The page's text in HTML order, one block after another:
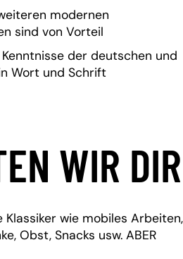
modernen
sind von Vorteil
der deutschen und
Wort und Schrift
WIR DIR
wie mobiles Arbeiten,
Obst, Snacks usw. ABER